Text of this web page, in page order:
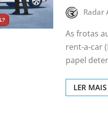
Radar
As frotas
rent-a-car
papel
LER MAIS